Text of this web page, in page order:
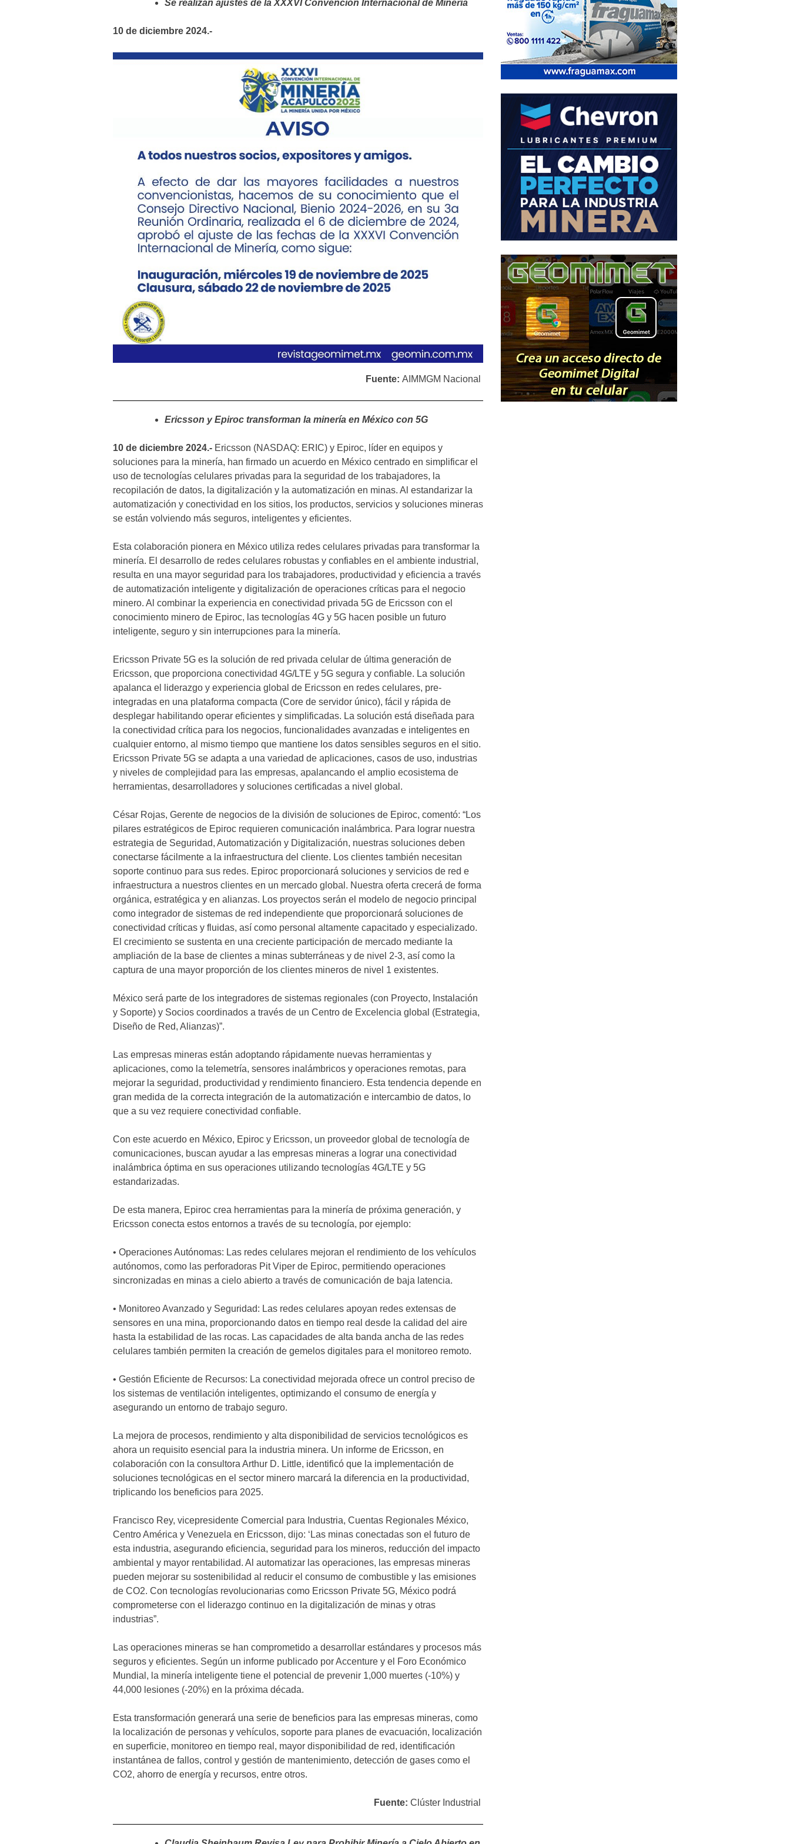
Se realizan ajustes de la XXXVI Convención Internacional de Minería
10 de diciembre 2024.-
Fuente: AIMMGM Nacional
Ericsson y Epiroc transforman la minería en México con 5G
10 de diciembre 2024.- Ericsson (NASDAQ: ERIC) y Epiroc, líder en equipos y
soluciones para la minería, han firmado un acuerdo en México centrado en simplificar el
uso de tecnologías celulares privadas para la seguridad de los trabajadores, la
recopilación de datos, la digitalización y la automatización en minas. Al estandarizar la
automatización y conectividad en los sitios, los productos, servicios y soluciones mineras
se están volviendo más seguros, inteligentes y eficientes.
Esta colaboración pionera en México utiliza redes celulares privadas para transformar la
minería. El desarrollo de redes celulares robustas y confiables en el ambiente industrial,
resulta en una mayor seguridad para los trabajadores, productividad y eficiencia a través
de automatización inteligente y digitalización de operaciones críticas para el negocio
minero. Al combinar la experiencia en conectividad privada 5G de Ericsson con el
conocimiento minero de Epiroc, las tecnologías 4G y 5G hacen posible un futuro
inteligente, seguro y sin interrupciones para la minería.
Ericsson Private 5G es la solución de red privada celular de última generación de
Ericsson, que proporciona conectividad 4G/LTE y 5G segura y confiable. La solución
apalanca el liderazgo y experiencia global de Ericsson en redes celulares, pre-
integradas en una plataforma compacta (Core de servidor único), fácil y rápida de
desplegar habilitando operar eficientes y simplificadas. La solución está diseñada para
la conectividad crítica para los negocios, funcionalidades avanzadas e inteligentes en
cualquier entorno, al mismo tiempo que mantiene los datos sensibles seguros en el sitio.
Ericsson Private 5G se adapta a una variedad de aplicaciones, casos de uso, industrias
y niveles de complejidad para las empresas, apalancando el amplio ecosistema de
herramientas, desarrolladores y soluciones certificadas a nivel global.
César Rojas, Gerente de negocios de la división de soluciones de Epiroc, comentó: “Los
pilares estratégicos de Epiroc requieren comunicación inalámbrica. Para lograr nuestra
estrategia de Seguridad, Automatización y Digitalización, nuestras soluciones deben
conectarse fácilmente a la infraestructura del cliente. Los clientes también necesitan
soporte continuo para sus redes. Epiroc proporcionará soluciones y servicios de red e
infraestructura a nuestros clientes en un mercado global. Nuestra oferta crecerá de forma
orgánica, estratégica y en alianzas. Los proyectos serán el modelo de negocio principal
como integrador de sistemas de red independiente que proporcionará soluciones de
conectividad críticas y fluidas, así como personal altamente capacitado y especializado.
El crecimiento se sustenta en una creciente participación de mercado mediante la
ampliación de la base de clientes a minas subterráneas y de nivel 2-3, así como la
captura de una mayor proporción de los clientes mineros de nivel 1 existentes.
México será parte de los integradores de sistemas regionales (con Proyecto, Instalación
y Soporte) y Socios coordinados a través de un Centro de Excelencia global (Estrategia,
Diseño de Red, Alianzas)”.
Las empresas mineras están adoptando rápidamente nuevas herramientas y
aplicaciones, como la telemetría, sensores inalámbricos y operaciones remotas, para
mejorar la seguridad, productividad y rendimiento financiero. Esta tendencia depende en
gran medida de la correcta integración de la automatización e intercambio de datos, lo
que a su vez requiere conectividad confiable.
Con este acuerdo en México, Epiroc y Ericsson, un proveedor global de tecnología de
comunicaciones, buscan ayudar a las empresas mineras a lograr una conectividad
inalámbrica óptima en sus operaciones utilizando tecnologías 4G/LTE y 5G
estandarizadas.
De esta manera, Epiroc crea herramientas para la minería de próxima generación, y
Ericsson conecta estos entornos a través de su tecnología, por ejemplo:
• Operaciones Autónomas: Las redes celulares mejoran el rendimiento de los vehículos
autónomos, como las perforadoras Pit Viper de Epiroc, permitiendo operaciones
sincronizadas en minas a cielo abierto a través de comunicación de baja latencia.
• Monitoreo Avanzado y Seguridad: Las redes celulares apoyan redes extensas de
sensores en una mina, proporcionando datos en tiempo real desde la calidad del aire
hasta la estabilidad de las rocas. Las capacidades de alta banda ancha de las redes
celulares también permiten la creación de gemelos digitales para el monitoreo remoto.
• Gestión Eficiente de Recursos: La conectividad mejorada ofrece un control preciso de
los sistemas de ventilación inteligentes, optimizando el consumo de energía y
asegurando un entorno de trabajo seguro.
La mejora de procesos, rendimiento y alta disponibilidad de servicios tecnológicos es
ahora un requisito esencial para la industria minera. Un informe de Ericsson, en
colaboración con la consultora Arthur D. Little, identificó que la implementación de
soluciones tecnológicas en el sector minero marcará la diferencia en la productividad,
triplicando los beneficios para 2025.
Francisco Rey, vicepresidente Comercial para Industria, Cuentas Regionales México,
Centro América y Venezuela en Ericsson, dijo: ‘Las minas conectadas son el futuro de
esta industria, asegurando eficiencia, seguridad para los mineros, reducción del impacto
ambiental y mayor rentabilidad. Al automatizar las operaciones, las empresas mineras
pueden mejorar su sostenibilidad al reducir el consumo de combustible y las emisiones
de CO2. Con tecnologías revolucionarias como Ericsson Private 5G, México podrá
comprometerse con el liderazgo continuo en la digitalización de minas y otras
industrias”.
Las operaciones mineras se han comprometido a desarrollar estándares y procesos más
seguros y eficientes. Según un informe publicado por Accenture y el Foro Económico
Mundial, la minería inteligente tiene el potencial de prevenir 1,000 muertes (-10%) y
44,000 lesiones (-20%) en la próxima década.
Esta transformación generará una serie de beneficios para las empresas mineras, como
la localización de personas y vehículos, soporte para planes de evacuación, localización
en superficie, monitoreo en tiempo real, mayor disponibilidad de red, identificación
instantánea de fallos, control y gestión de mantenimiento, detección de gases como el
CO2, ahorro de energía y recursos, entre otros.
Fuente: Clúster Industrial